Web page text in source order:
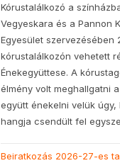
Kórustalálkozó a
Vegyeskara és a Pannon
Egyesület szervezésében
kórustalálkozón vehetett
Énekegyüttese. A
élmény volt meghallgatni
együtt énekelni velük
hangja csendült fel
Beiratkozás 2026-27-es